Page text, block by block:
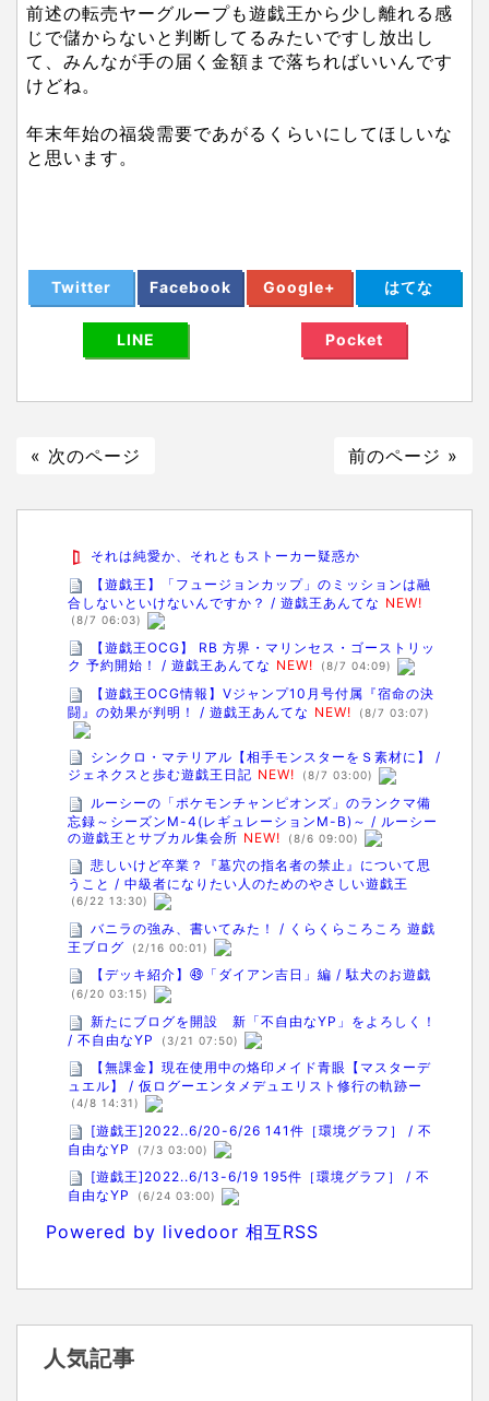
前述の転売ヤーグループも遊戯王から少し離れる感
じで儲からないと判断してるみたいですし放出し
て、みんなが手の届く金額まで落ちればいいんです
けどね。
年末年始の福袋需要であがるくらいにしてほしいな
と思います。
Twitter Facebook Google+ はてな
LINE Pocket
« 次のページ 前のページ »
それは純愛か、それともストーカー疑惑か
【遊戯王】「フュージョンカップ」のミッションは融
合しないといけないんですか？ / 遊戯王あんてな NEW!
(8/7 06:03)
【遊戯王OCG】 RB 方界・マリンセス・ゴーストリッ
ク 予約開始！ / 遊戯王あんてな NEW! (8/7 04:09)
【遊戯王OCG情報】Vジャンプ10月号付属『宿命の決
闘』の効果が判明！ / 遊戯王あんてな NEW! (8/7 03:07)
シンクロ・マテリアル【相手モンスターをＳ素材に】 /
ジェネクスと歩む遊戯王日記 NEW! (8/7 03:00)
ルーシーの「ポケモンチャンピオンズ」のランクマ備
忘録～シーズンM-4(レギュレーションM-B)～ / ルーシー
の遊戯王とサブカル集会所 NEW! (8/6 09:00)
悲しいけど卒業？『墓穴の指名者の禁止』について思
うこと / 中級者になりたい人のためのやさしい遊戯王
(6/22 13:30)
バニラの強み、書いてみた！ / くらくらころころ 遊戯
王ブログ
(2/16 00:01)
【デッキ紹介】㊾「ダイアン吉日」編 / 駄犬のお遊戯
(6/20 03:15)
新たにブログを開設 新「不自由なYP」をよろしく！
/ 不自由なYP
(3/21 07:50)
【無課金】現在使用中の烙印メイド青眼【マスターデ
ュエル】 / 仮ログーエンタメデュエリスト修行の軌跡ー
(4/8 14:31)
[遊戯王]2022..6/20-6/26 141件［環境グラフ］ / 不
自由なYP
(7/3 03:00)
[遊戯王]2022..6/13-6/19 195件［環境グラフ］ / 不
自由なYP
(6/24 03:00)
Powered by livedoor 相互RSS
人気記事